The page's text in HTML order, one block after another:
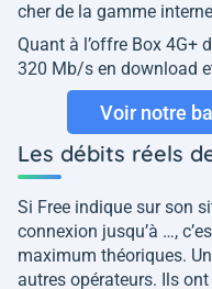
cher de la gamme
Quant à l’offre Box 4G+
320 Mb/s en download
Voir notre
Les débits réels
Si Free indique sur son
connexion jusqu’à …,
maximum théoriques.
autres opérateurs. Ils